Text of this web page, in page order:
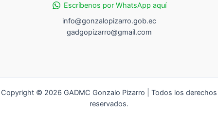
Escríbenos por WhatsApp aquí
info@gonzalopizarro.gob.ec
gadgopizarro@gmail.com
Copyright © 2026 GADMC Gonzalo Pizarro | Todos los derechos
reservados.